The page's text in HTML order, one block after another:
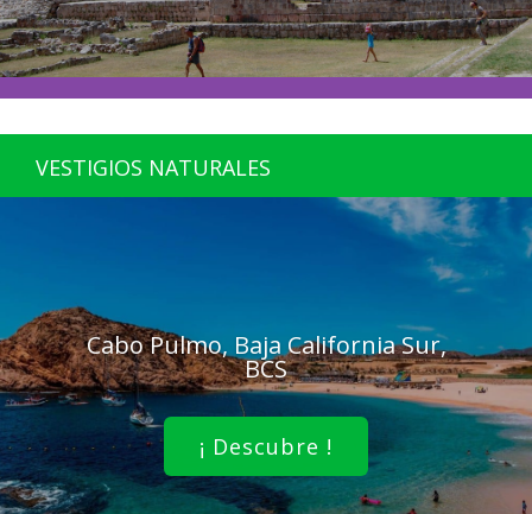
VESTIGIOS NATURALES
Cabo Pulmo, Baja California Sur,
BCS
¡ Descubre !